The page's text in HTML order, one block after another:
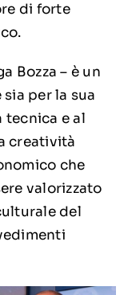
di forte
Bozza – è un
per la sua
tecnica e al
creatività
che
valorizzato
del